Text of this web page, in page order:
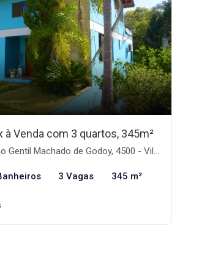
à Venda com 3 quartos, 345m²
Machado de Godoy, 4500 - Vila Elsa, Viamão-RS
3 Vagas 345 m²